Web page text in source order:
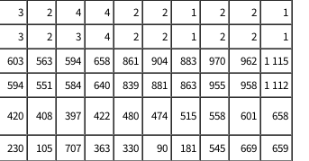
3 2 4 4 2 2 1 2 2
1
3 2 3 4 2 2 1 2 2
1
603 563 594 658 861 904 883 970 962 1 115
594 551 584 640 839 881 863 955 958 1 112
420 408 397 422 480 474 515 558 601
658
230 105 707 363 330 90 181 545 669 659